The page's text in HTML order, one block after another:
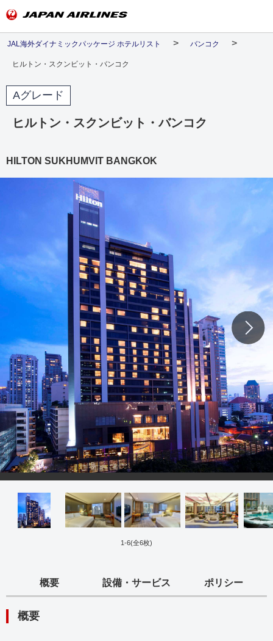
JAL海外ダイナミックパッケージ ホテルリスト バンコク
ヒルトン・スクンビット・バンコク
Aグレード
ヒルトン・スクンビット・バンコク
HILTON SUKHUMVIT BANGKOK
1 -6(全6枚)
概要 設備・サービス ポリシー
概要